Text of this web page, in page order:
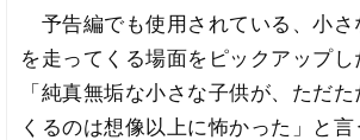
予告編でも使用されている、小さ
を走ってくる場面をピックアップし
「純真無垢な小さな子供が、ただ
くるのは想像以上に怖かった」と